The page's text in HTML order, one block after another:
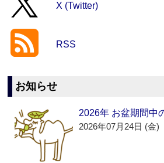
X (Twitter)
RSS
お知らせ
2026年 お盆期間中
2026年07月24日 (金)